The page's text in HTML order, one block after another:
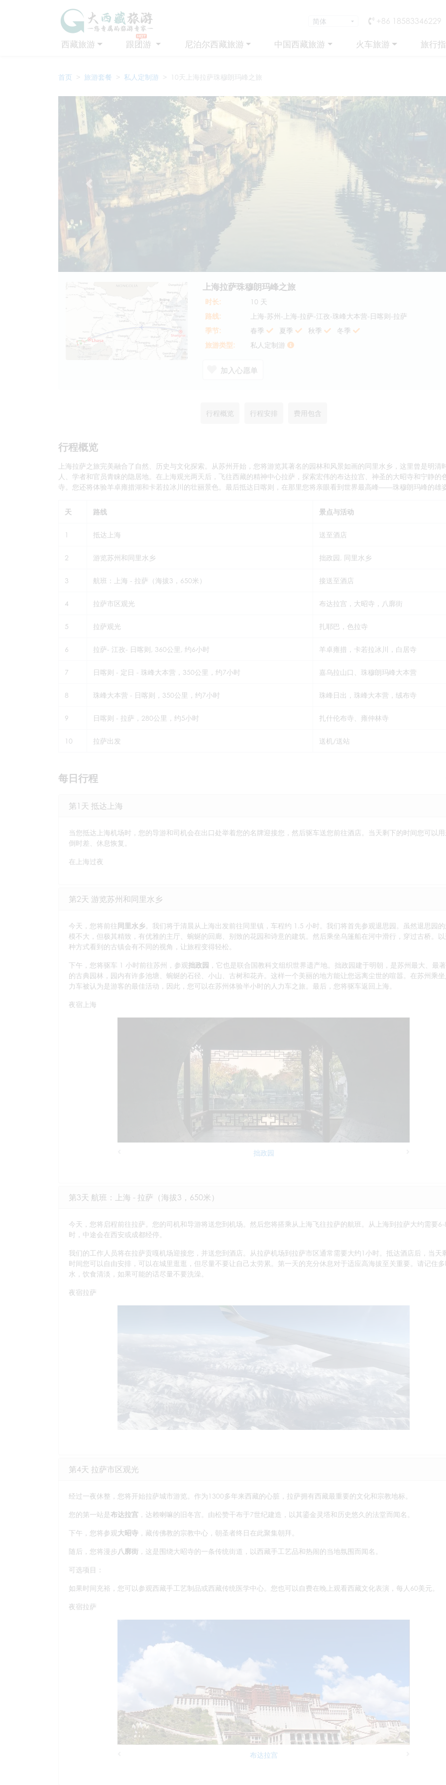
+86 18583346229
西藏旅游 跟团游 尼泊尔西藏旅游 中国西藏旅游 火车旅游 旅行
首页 旅游套餐 私人定制游 10天上海拉萨珠穆朗玛峰之旅
上海拉萨珠穆朗玛峰之旅
时长:
10 天
路线:
上海-苏州-上海-拉萨-江孜-珠峰大本营-日喀则-拉萨
季节:
春季 夏季 秋季
冬季
旅游类型:
私人定制游
加入心愿单
行程概览 行程安排 费用包含
行程概览
上海拉萨之旅完美融合了自然、历史与文化探索。从苏州开始，您将游览其著名的园林和风景如画的同里水乡，这里曾是明清
人、学者和官员青睐的隐居地。在上海观光两天后，飞往西藏的精神中心拉萨，探索宏伟的布达拉宫、神圣的大昭寺和宁静的
寺。您还将体验羊卓雍措湖和卡若拉冰川的壮丽景色。最后抵达日喀则，在那里您将亲眼看到世界最高峰——珠穆朗玛峰的雄姿
天 路线 景点与活动
1 抵达上海 送至酒店
2 游览苏州和同里水乡 拙政园, 同里水乡
3 航班：上海 - 拉萨（海拔3，650米） 接送至酒店
4 拉萨市区观光 布达拉宫，大昭寺，八廓街
5 拉萨观光 扎耶巴，色拉寺
6 拉萨- 江孜- 日喀则, 360公里, 约6小时 羊卓雍措，卡若拉冰川，白居寺
7 日喀则 - 定日 - 珠峰大本营，350公里，约7小时 嘉乌拉山口、珠穆朗玛峰大本营
8 珠峰大本营 - 日喀则，350公里，约7小时 珠峰日出，珠峰大本营，绒布寺
9 日喀则 - 拉萨，280公里，约5小时 扎什伦布寺、雍仲林寺
10 拉萨出发 送机/送站
每日行程
第1天 抵达上海
当您抵达上海机场时，您的导游和司机会在出口处举着您的名牌迎接您，然后驱车送您前往酒店。当天剩下的时间您可以用
倒时差、休息恢复。
在上海过夜
第2天 游览苏州和同里水乡
今天，您将前往同里水乡 。我们将于清晨从上海出发前往同里镇，车程约 1.5 小时。我们将首先参观退思园。虽然退思园的
模不大，但极其精致，有优雅的主厅、蜿蜒的回廊、别致的花园和诗意的建筑。然后乘坐乌篷船在河中滑行，穿过古桥。以
种方式看到的古镇会有不同的视角，让旅程变得轻松。
下午，您将驱车 1 小时前往苏州，参观拙政园 ，它也是联合国教科文组织世界遗产地。拙政园建于明朝，是苏州最大、最
的古典园林，园内有许多池塘、蜿蜒的石径、小山、古树和花卉。这样一个美丽的地方能让您远离尘世的喧嚣。在苏州乘坐
力车被认为是游客的最佳活动，因此，您可以在苏州体验半小时的人力车之旅。最后，您将驱车返回上海。
夜宿上海
拙政园
第3天 航班：上海 - 拉萨（海拔3，650米）
今天，您将启程前往拉萨。您的司机和导游将送您到机场。然后您将搭乘从上海飞往拉萨的航班。从上海到拉萨大约需要
时，中途会在西安或成都经停。
我们的工作人员将在拉萨贡嘎机场迎接您，并送您到酒店。从拉萨机场到拉萨市区通常需要大约1小时。抵达酒店后，当天
时间您可以自由安排，可以在城里逛逛，但尽量不要让自己太劳累。第一天的充分休息对于适应高海拔至关重要。请记住多
水，饮食清淡，如果可能的话尽量不要洗澡。
夜宿拉萨
第4天 拉萨市区观光
经过一夜休整，您将开始拉萨城市游览。作为1300多年来西藏的心脏，拉萨拥有西藏最重要的文化和宗教地标。
您的第一站是布达拉宫 ，达赖喇嘛的旧冬宫。由松赞干布于7世纪建造，以其鎏金灵塔和历史悠久的法堂而闻名。
下午，您将参观大昭寺 ，藏传佛教的宗教中心，朝圣者终日在此聚集朝拜。
随后，您将漫步八廓街 ，这是围绕大昭寺的一条传统街道，以西藏手工艺品和热闹的当地氛围而闻名。
可选项目：
如果时间充裕，您可以参观西藏手工艺制品或西藏传统医学中心。您也可以自费在晚上观看西藏文化表演，每人60美元。
夜宿拉萨
布达拉宫